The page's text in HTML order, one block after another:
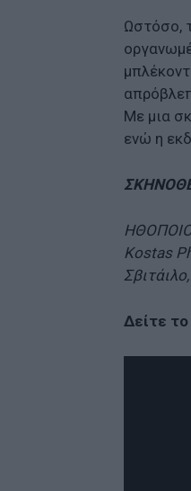
Ωστόσο,
Με μια
ενώ η
Kostas
Δείτε